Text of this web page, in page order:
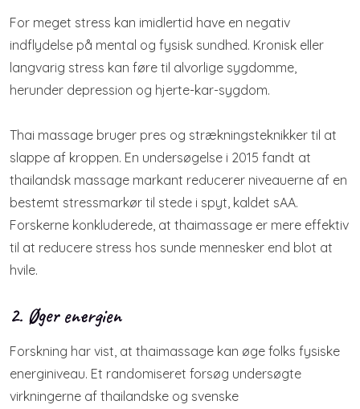
For meget stress kan imidlertid have en negativ
indflydelse på mental og fysisk sundhed. Kronisk eller
langvarig stress kan føre til alvorlige sygdomme,
herunder depression og hjerte-kar-sygdom.
Thai massage bruger pres og strækningsteknikker til at
slappe af kroppen. En undersøgelse i 2015 fandt at
thailandsk massage markant reducerer niveauerne af en
bestemt stressmarkør til stede i spyt, kaldet sAA.
Forskerne konkluderede, at thaimassage er mere effektiv
til at reducere stress hos sunde mennesker end blot at
hvile.
2. Øger energien
Forskning har vist, at thaimassage kan øge folks fysiske
energiniveau. Et randomiseret forsøg undersøgte
virkningerne af thailandske og svenske